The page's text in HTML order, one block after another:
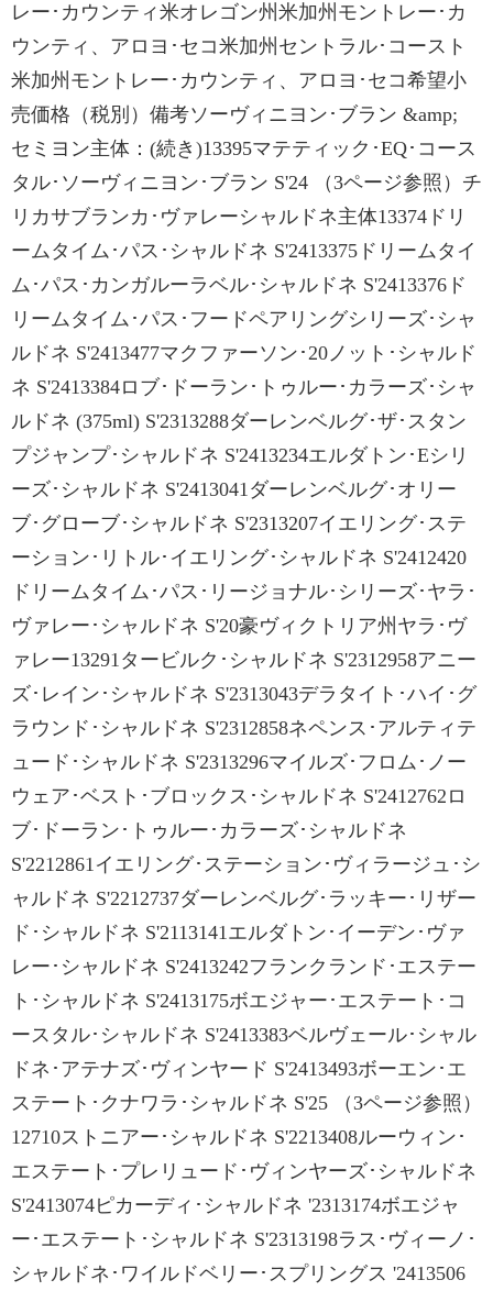
レー･カウンティ米オレゴン州米加州モントレー･カ
ウンティ、アロヨ･セコ米加州セントラル･コースト
米加州モントレー･カウンティ、アロヨ･セコ希望小
売価格（税別）備考ソーヴィニヨン･ブラン &amp;
セミヨン主体：(続き)13395マテティック･EQ･コース
タル･ソーヴィニヨン･ブラン S'24 （3ページ参照）チ
リカサブランカ･ヴァレーシャルドネ主体13374ドリ
ームタイム･パス･シャルドネ S'2413375ドリームタイ
ム･パス･カンガルーラベル･シャルドネ S'2413376ド
リームタイム･パス･フードペアリングシリーズ･シャ
ルドネ S'2413477マクファーソン･20ノット･シャルド
ネ S'2413384ロブ･ドーラン･トゥルー･カラーズ･シャ
ルドネ (375ml) S'2313288ダーレンベルグ･ザ･スタン
プジャンプ･シャルドネ S'2413234エルダトン･Eシリ
ーズ･シャルドネ S'2413041ダーレンベルグ･オリー
ブ･グローブ･シャルドネ S'2313207イエリング･ステ
ーション･リトル･イエリング･シャルドネ S'2412420
ドリームタイム･パス･リージョナル･シリーズ･ヤラ･
ヴァレー･シャルドネ S'20豪ヴィクトリア州ヤラ･ヴ
ァレー13291タービルク･シャルドネ S'2312958アニー
ズ･レイン･シャルドネ S'2313043デラタイト･ハイ･グ
ラウンド･シャルドネ S'2312858ネペンス･アルティテ
ュード･シャルドネ S'2313296マイルズ･フロム･ノー
ウェア･ベスト･ブロックス･シャルドネ S'2412762ロ
ブ･ドーラン･トゥルー･カラーズ･シャルドネ
S'2212861イエリング･ステーション･ヴィラージュ･シ
ャルドネ S'2212737ダーレンベルグ･ラッキー･リザー
ド･シャルドネ S'2113141エルダトン･イーデン･ヴァ
レー･シャルドネ S'2413242フランクランド･エステー
ト･シャルドネ S'2413175ボエジャー･エステート･コ
ースタル･シャルドネ S'2413383ベルヴェール･シャル
ドネ･アテナズ･ヴィンヤード S'2413493ボーエン･エ
ステート･クナワラ･シャルドネ S'25 （3ページ参照）
12710ストニアー･シャルドネ S'2213408ルーウィン･
エステート･プレリュード･ヴィンヤーズ･シャルドネ
S'2413074ピカーディ･シャルドネ '2313174ボエジャ
ー･エステート･シャルドネ S'2313198ラス･ヴィーノ･
シャルドネ･ワイルドベリー･スプリングス '2413506